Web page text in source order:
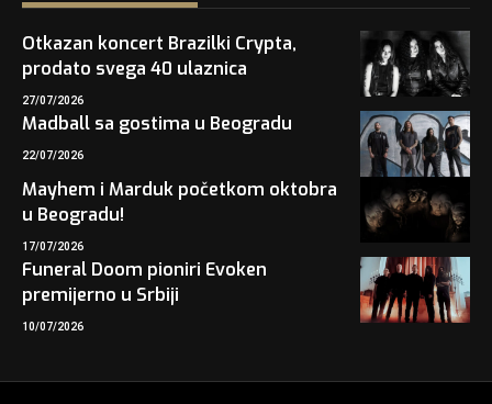
Otkazan koncert Brazilki Crypta,
prodato svega 40 ulaznica
27/07/2026
Madball sa gostima u Beogradu
22/07/2026
Mayhem i Marduk početkom oktobra
u Beogradu!
17/07/2026
Funeral Doom pioniri Evoken
premijerno u Srbiji
10/07/2026